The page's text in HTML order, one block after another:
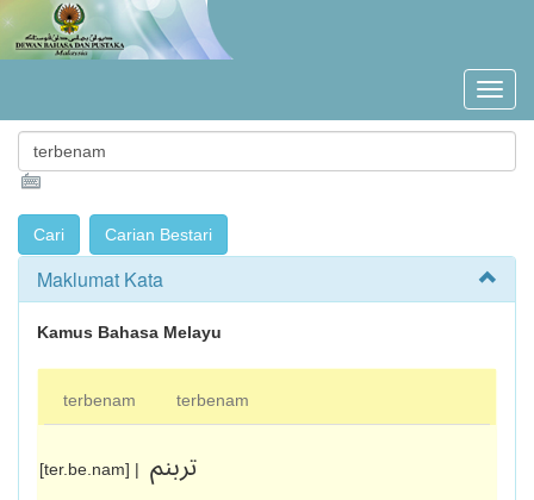
Maklumat Kata
Kamus Bahasa Melayu
terbenam terbenam
[ter.be.nam] | تربنم